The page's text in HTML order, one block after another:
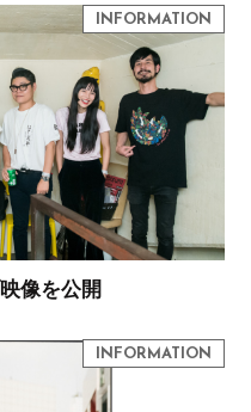
像を公開